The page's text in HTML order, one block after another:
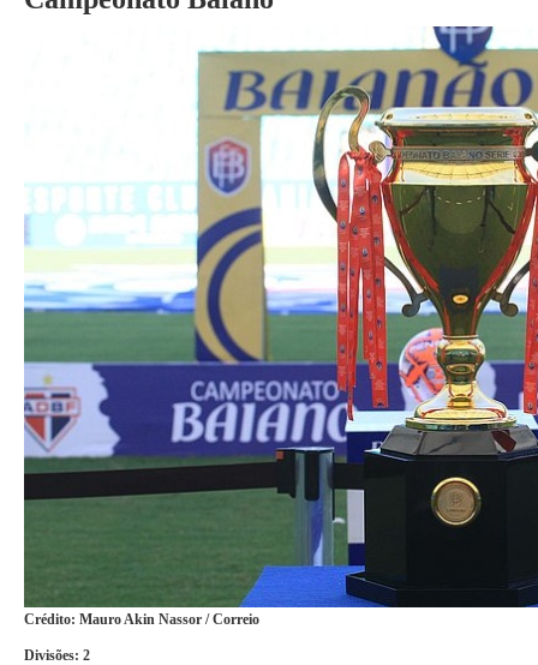
Crédito: Mauro Akin Nassor / Correio
Divisões: 2